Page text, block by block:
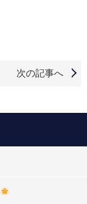
次の記事へ